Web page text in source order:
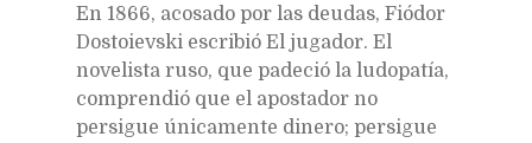
En 1866, acosado por las deudas, Fiódor
Dostoievski escribió El jugador. El
novelista ruso, que padeció la ludopatía,
comprendió que el apostador no
persigue únicamente dinero; persigue